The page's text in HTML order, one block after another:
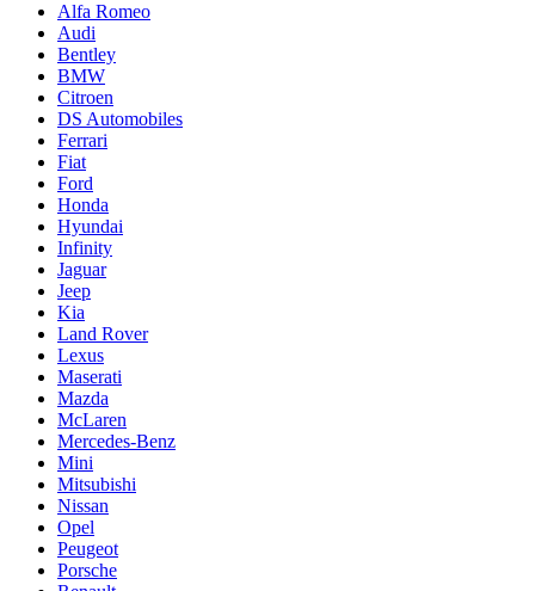
Alfa Romeo
Audi
Bentley
BMW
Citroen
DS Automobiles
Ferrari
Fiat
Ford
Honda
Hyundai
Infinity
Jaguar
Jeep
Kia
Land Rover
Lexus
Maserati
Mazda
McLaren
Mercedes-Benz
Mini
Mitsubishi
Nissan
Opel
Peugeot
Porsche